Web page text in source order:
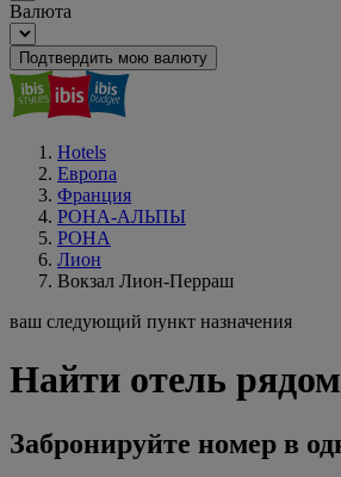
Валюта
Подтвердить мою валюту
Hotels
Европа
Франция
РОНА-АЛЬПЫ
РОНА
Лион
Вокзал Лион-Перраш
ваш следующий пункт назначения
Найти отель
Забронируйте номер в